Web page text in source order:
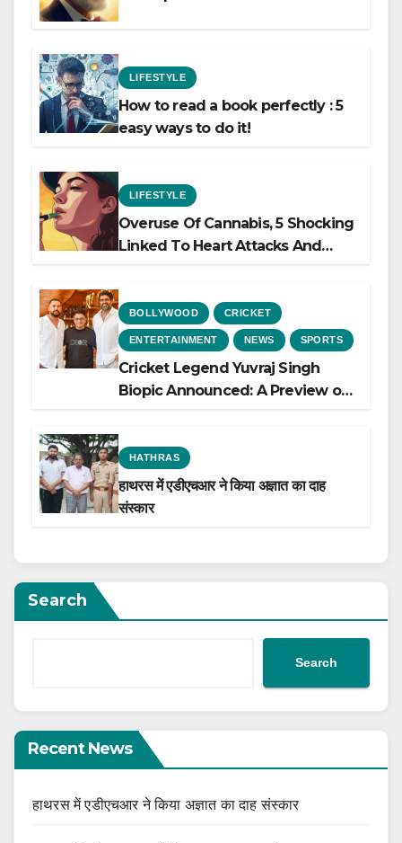
LIFESTYLE
How to read a book perfectly : 5
easy ways to do it!
LIFESTYLE
Overuse Of Cannabis, 5 Shocking
Linked To Heart Attacks And
BOLLYWOOD CRICKET
ENTERTAINMENT NEWS SPORTS
Cricket Legend Yuvraj Singh
Biopic Announced: A Preview of
HATHRAS
हाथरस में एडीएचआर ने किया अज्ञात का दाह
संस्कार
Search
Search
Recent News
हाथरस में एडीएचआर ने किया अज्ञात का दाह संस्कार